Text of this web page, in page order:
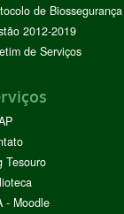
de Biossegurança
2012-2019
de Serviços
Tesouro
- Moodle